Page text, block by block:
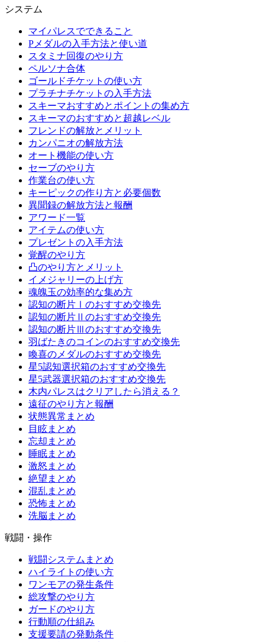
システム
マイパレスでできること
Pメダルの入手方法と使い道
スタミナ回復のやり方
ペルソナ合体
ゴールドチケットの使い方
プラチナチケットの入手方法
スキーマおすすめとポイントの集め方
スキーマのおすすめと超越レベル
フレンドの解放とメリット
カンパニオの解放方法
オート機能の使い方
セーブのやり方
作業台の使い方
キーピックの作り方と必要個数
異聞録の解放方法と報酬
アワード一覧
アイテムの使い方
プレゼントの入手方法
覚醒のやり方
凸のやり方とメリット
イメジャリーの上げ方
魂魄玉の効率的な集め方
認知の断片Ⅰのおすすめ交換先
認知の断片Ⅱのおすすめ交換先
認知の断片Ⅲのおすすめ交換先
羽ばたきのコインのおすすめ交換先
喚喜のメダルのおすすめ交換先
星5認知選択箱のおすすめ交換先
星5武器選択箱のおすすめ交換先
木内パレスはクリアしたら消える？
遠征のやり方と報酬
状態異常まとめ
目眩まとめ
忘却まとめ
睡眠まとめ
激怒まとめ
絶望まとめ
混乱まとめ
恐怖まとめ
洗脳まとめ
戦闘・操作
戦闘システムまとめ
ハイライトの使い方
ワンモアの発生条件
総攻撃のやり方
ガードのやり方
行動順の仕組み
支援要請の発動条件